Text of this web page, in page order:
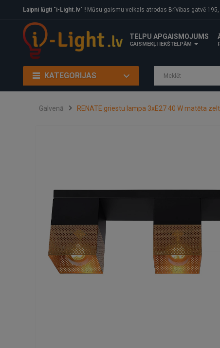
Laipni lūgti "i-Light.lv" ! Mūsu gaismu veikals atrodas Brīvības gatvē 195, Rīga,
TELPU APGAISMOJUMS
GAISMEKĻI IEKŠTELPĀM
KATEGORIJAS
Galvenā RENATE griestu lampa 3xE27 40 W matēta